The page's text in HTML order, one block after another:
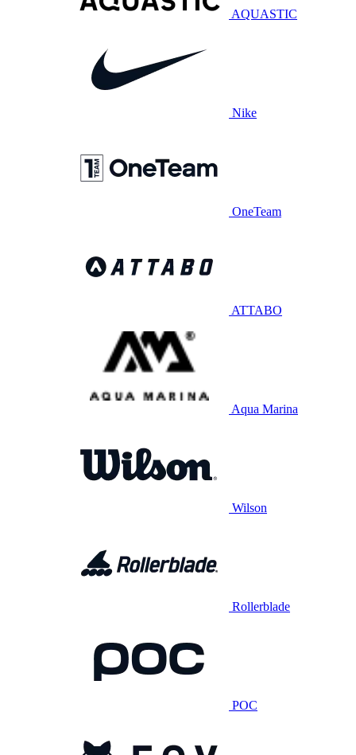
AQUASTIC
Nike
OneTeam
ATTABO
Aqua Marina
Wilson
Rollerblade
POC